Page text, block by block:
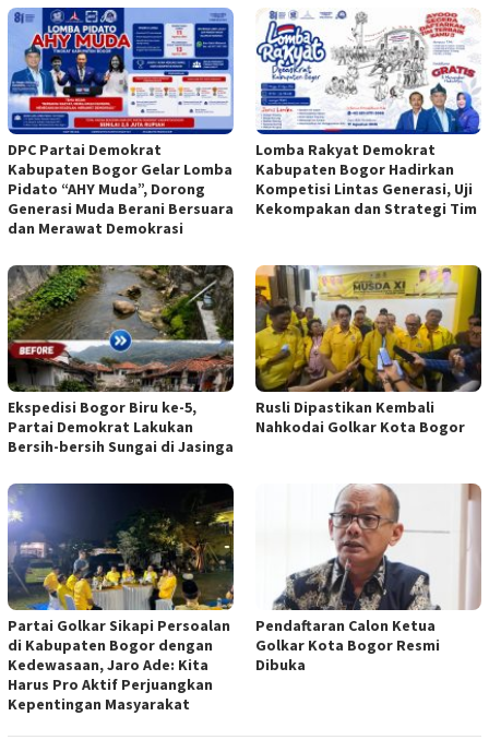
DPC Partai Demokrat
Kabupaten Bogor Gelar Lomba
Pidato “AHY Muda”, Dorong
Generasi Muda Berani Bersuara
dan Merawat Demokrasi
Lomba Rakyat Demokrat
Kabupaten Bogor Hadirkan
Kompetisi Lintas Generasi, Uji
Kekompakan dan Strategi Tim
Ekspedisi Bogor Biru ke-5,
Partai Demokrat Lakukan
Bersih-bersih Sungai di Jasinga
Rusli Dipastikan Kembali
Nahkodai Golkar Kota Bogor
Partai Golkar Sikapi Persoalan
di Kabupaten Bogor dengan
Kedewasaan, Jaro Ade: Kita
Harus Pro Aktif Perjuangkan
Kepentingan Masyarakat
Pendaftaran Calon Ketua
Golkar Kota Bogor Resmi
Dibuka